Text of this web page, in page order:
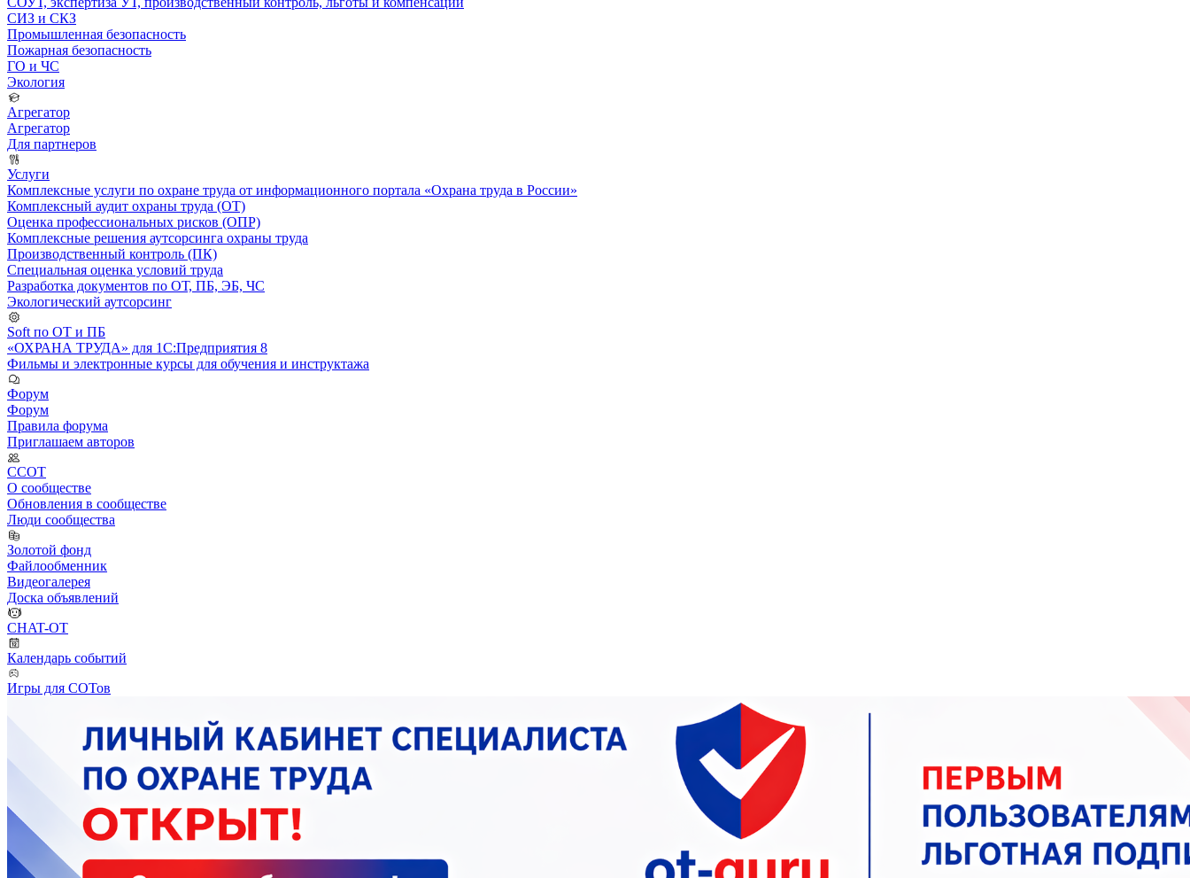
СИЗ и СКЗ
Промышленная безопасность
Пожарная безопасность
ГО и ЧС
Экология
Агрегатор
Агрегатор
Для партнеров
Услуги
Комплексные услуги по охране труда от информационного портала «Охрана труда в России»
Комплексный аудит охраны труда (ОТ)
Оценка профессиональных рисков (ОПР)
Комплексные решения аутсорсинга охраны труда
Производственный контроль (ПК)
Специальная оценка условий труда
Разработка документов по ОТ, ПБ, ЭБ, ЧС
Экологический аутсорсинг
Soft по ОТ и ПБ
«ОХРАНА ТРУДА» для 1С:Предприятия 8
Фильмы и электронные курсы для обучения и инструктажа
Форум
Форум
Правила форума
Приглашаем авторов
ССОТ
О сообществе
Обновления в сообществе
Люди сообщества
Золотой фонд
Файлообменник
Видеогалерея
Доска объявлений
CHAT-OT
Календарь событий
Игры для СОТов